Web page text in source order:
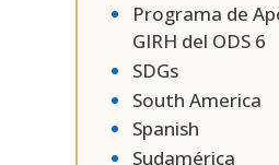
Programa de
GIRH del ODS 6
SDGs
South America
Spanish
Sudamérica